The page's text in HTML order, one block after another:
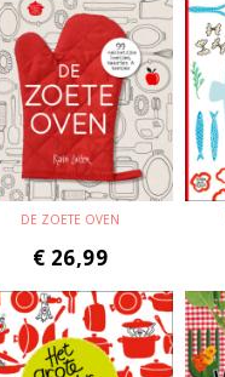
DE ZOETE OVEN
€ 26,99